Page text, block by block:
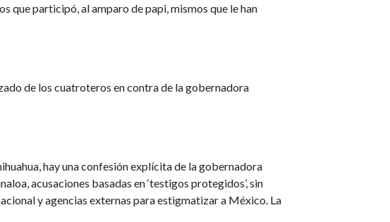
que participó, al amparo de papi, mismos que le han
de los cuatroteros en contra de la gobernadora
hay una confesión explícita de la gobernadora
acusaciones basadas en ‘testigos protegidos’, sin
y agencias externas para estigmatizar a México. La